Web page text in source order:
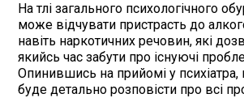
На тлі загального психологічного
може відчувати пристрасть до
навіть наркотичних речовин, які
якийсь час забути про існуючі
Опинившись на прийомі у психіатра,
буде детально розповісти про всі